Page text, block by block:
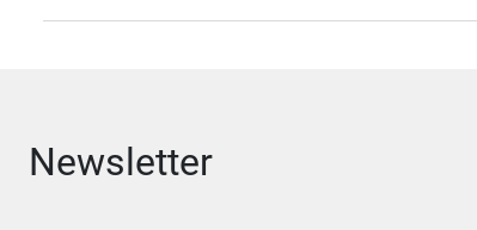
Newsletter